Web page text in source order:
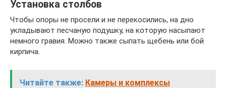
Установка столбов
Чтобы опоры не просели и не перекосились, на дно
укладывают песчаную подушку, на которую насыпают
немного гравия. Можно также сыпать щебень или бой
кирпича.
Читайте также: Камеры и комплексы